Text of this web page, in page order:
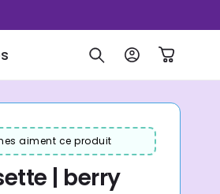
ConnexionPanier
aiment ce produit
| berry